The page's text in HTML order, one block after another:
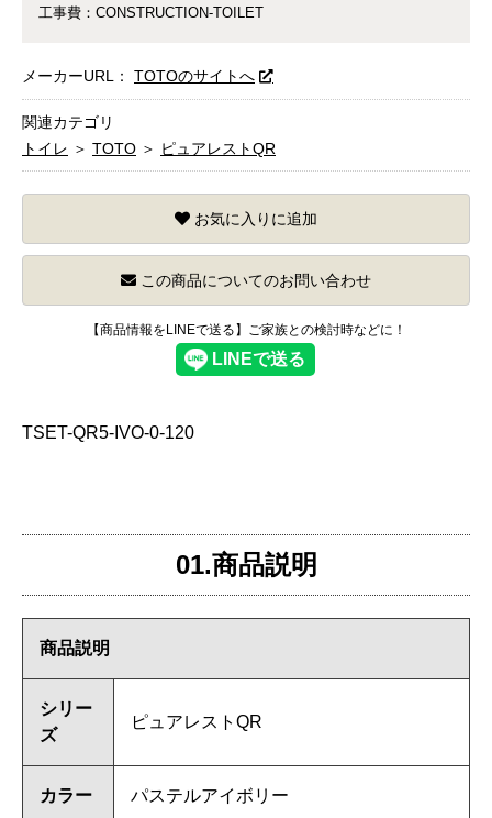
工事費：CONSTRUCTION-TOILET
メーカーURL： TOTOのサイトへ
関連カテゴリ
トイレ ＞ TOTO ＞ ピュアレストQR
お気に入りに追加
この商品についてのお問い合わせ
【商品情報をLINEで送る】ご家族との検討時などに！
TSET-QR5-IVO-0-120
01.商品説明
商品説明
シリー
ズ
ピュアレストQR
カラー パステルアイボリー